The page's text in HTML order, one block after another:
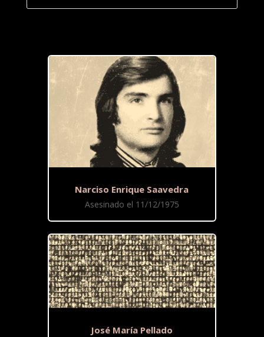
Narciso Enrique Saavedra
Asesinado el 11/12/1975
José María Pellado